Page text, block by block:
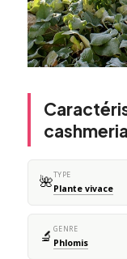
🌺TYPE
Plante vivace
🔬 GENRE
Phlomis